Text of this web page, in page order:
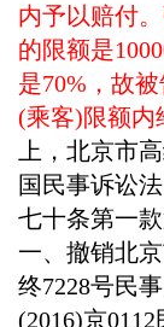
内予以赔付
的限额是
是70%，故
(乘客)限额内
上，北京市
国民事诉讼
七十条第一
一、撤销北
终7228号民
(2016)京